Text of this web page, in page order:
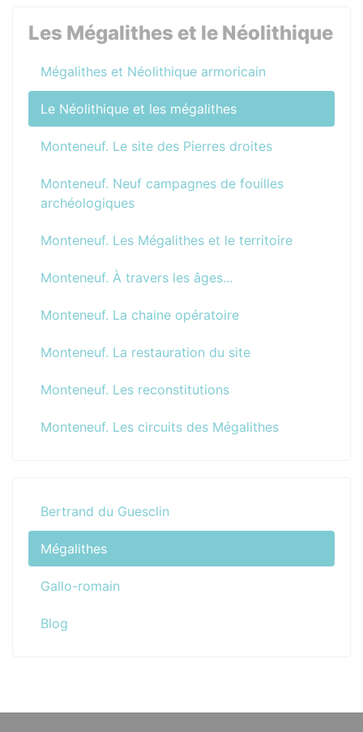
Les Mégalithes et le Néolithique
Mégalithes et Néolithique armoricain
Le Néolithique et les mégalithes
Monteneuf. Le site des Pierres droites
Monteneuf. Neuf campagnes de fouilles
archéologiques
Monteneuf. Les Mégalithes et le territoire
Monteneuf. À travers les âges...
Monteneuf. La chaine opératoire
Monteneuf. La restauration du site
Monteneuf. Les reconstitutions
Monteneuf. Les circuits des Mégalithes
Bertrand du Guesclin
Mégalithes
Gallo-romain
Blog